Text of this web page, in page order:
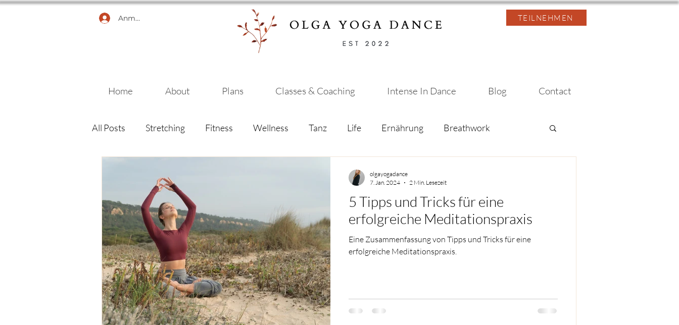
Anmelden TEILNEHMEN
Home About Plans Classes & Coaching Intense In Dance Blog Contact
All Posts Stretching Fitness Wellness Tanz Life Ernährung Breathwork
Meditation
5 Tipps und Tricks für eine
erfolgreiche Meditationspraxis
Eine Zusammenfassung von Tipps und Tricks für eine
erfolgreiche Meditationspraxis.
olgayogadance
7. Jan. 2024
2 Min. Lesezeit
5 Tipps und Tricks für eine
erfolgreiche Meditationspraxis
Eine Zusammenfassung von Tipps und Tricks für eine
erfolgreiche Meditationspraxis.
olgayogadance
7. Jan. 2024
2 Min. Lesezeit